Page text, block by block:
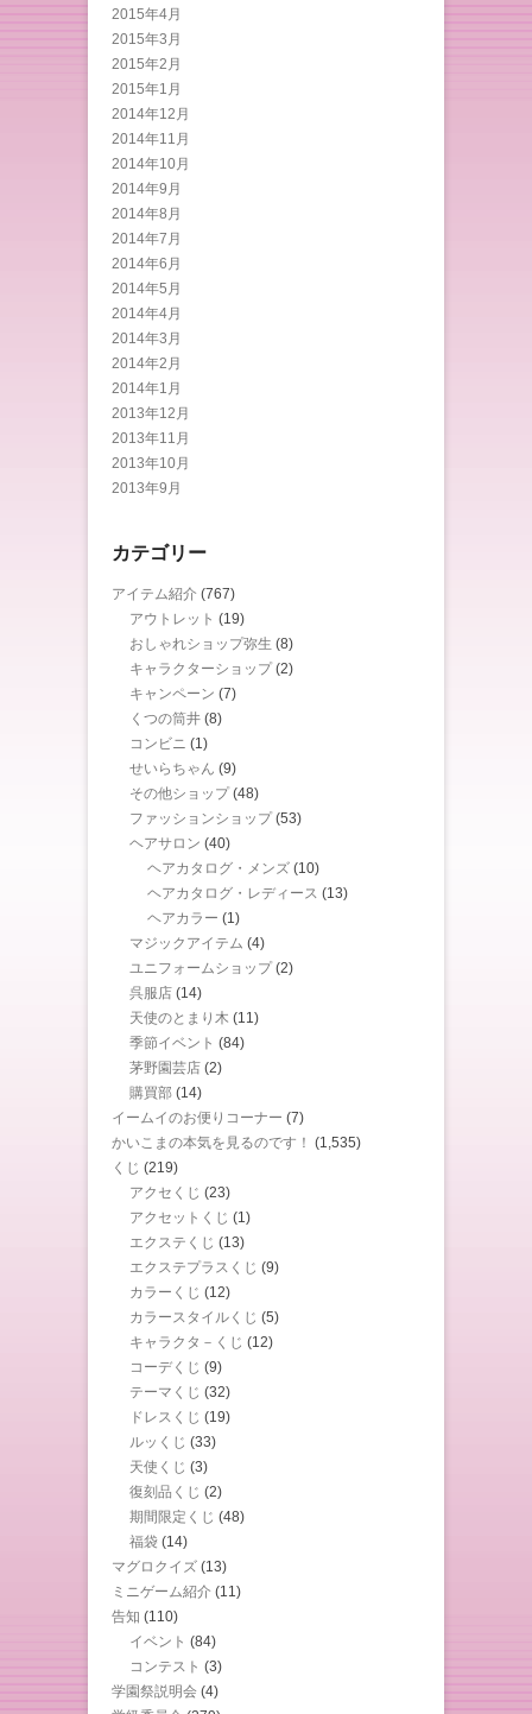
2015年4月
2015年3月
2015年2月
2015年1月
2014年12月
2014年11月
2014年10月
2014年9月
2014年8月
2014年7月
2014年6月
2014年5月
2014年4月
2014年3月
2014年2月
2014年1月
2013年12月
2013年11月
2013年10月
2013年9月
カテゴリー
アイテム紹介 (767)
アウトレット (19)
おしゃれショップ弥生 (8)
キャラクターショップ(2)
キャンペーン (7)
くつの筒井 (8)
コンビニ (1)
せいらちゃん (9)
その他ショップ(48)
ファッションショップ(53)
ヘアサロン (40)
ヘアカタログ・メンズ (10)
ヘアカタログ・レディース (13)
ヘアカラー (1)
マジックアイテム (4)
ユニフォームショップ(2)
呉服店 (14)
天使のとまり木 (11)
季節イベント (84)
茅野園芸店 (2)
購買部 (14)
イームイのお便りコーナー (7)
かいこまの本気を見るのです！ (1,535)
くじ (219)
アクセくじ (23)
アクセットくじ (1)
エクステくじ (13)
エクステプラスくじ (9)
カラーくじ (12)
カラースタイルくじ (5)
キャラクタ－くじ (12)
コーデくじ (9)
テーマくじ (32)
ドレスくじ (19)
ルッくじ (33)
天使くじ (3)
復刻品くじ (2)
期間限定くじ (48)
福袋 (14)
マグロクイズ (13)
ミニゲーム紹介 (11)
告知 (110)
イベント (84)
コンテスト (3)
学園祭説明会 (4)